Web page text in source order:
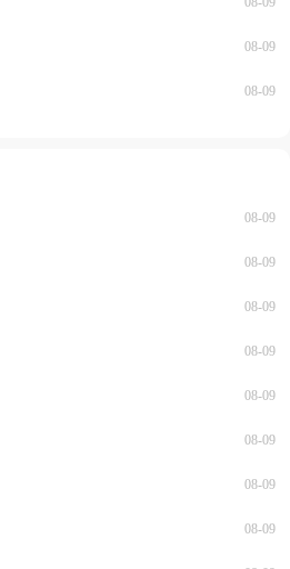
08-09
08-09
08-09
08-09
08-09
08-09
08-09
08-09
08-09
08-09